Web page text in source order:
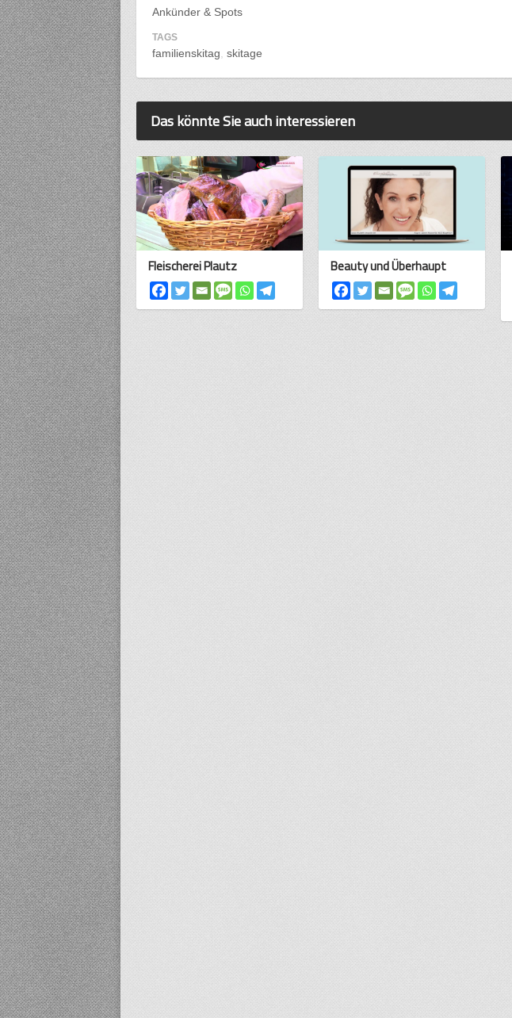
Ankünder & Spots
TAGS
familienskitag skitage
Das könnte Sie auch interessieren
Fleischerei Plautz Beauty und Überhaupt